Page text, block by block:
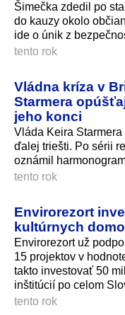
Šimečka zdedil po
do kauzy okolo
ide o únik z
tento rok
Vládna kríza v
Starmera
jeho konci
Vláda Keira
ďalej triešti. Po sérii
oznámil
tento rok
Envirorezort
kultúrnych
Envirorezort už
15 projektov v
takto investovať 50
inštitúcií po celom
tento rok